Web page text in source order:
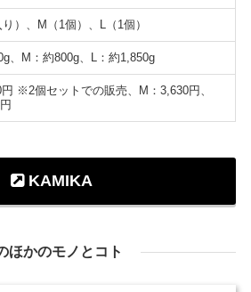
）、M（1個）、L（1個）
、M：約800g、L：約1,850g
※2個セットでの販売、M：3,630円、
KAMIKA
ほかのモノとコト